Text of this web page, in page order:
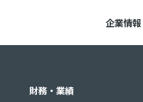
企業情報
財務・業績